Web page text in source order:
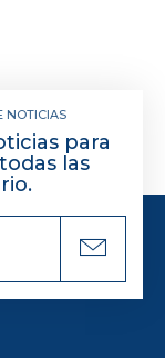
NOTICIAS
para
las